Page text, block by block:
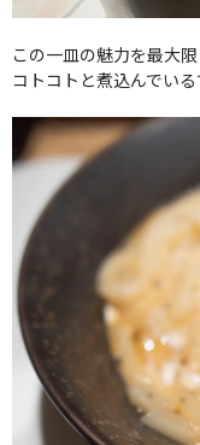
この一皿の魅力を最大
コトコトと煮込んでいる